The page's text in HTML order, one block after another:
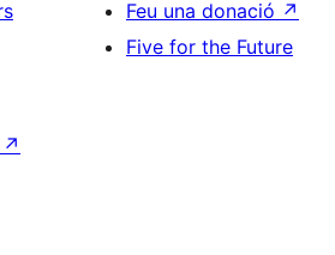
Feu una donació ↗
Five for the Future
↗